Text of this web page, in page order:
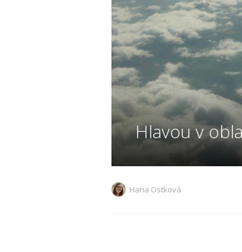
Hlavou v
Hana Ostková